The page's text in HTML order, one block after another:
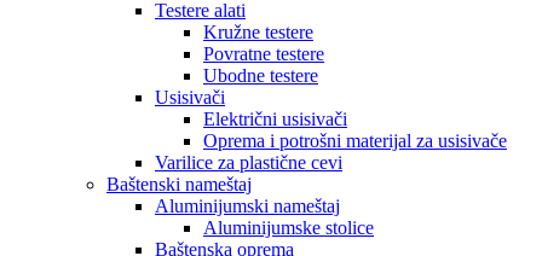
Testere alati
Kružne testere
Povratne testere
Ubodne testere
Usisivači
Električni usisivači
Oprema i potrošni materijal za usisivače
Varilice za plastične cevi
Baštenski nameštaj
Aluminijumski nameštaj
Aluminijumske stolice
Baštenska oprema